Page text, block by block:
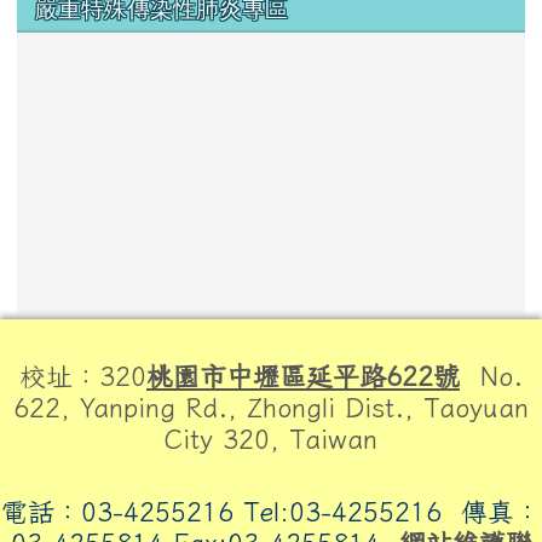
嚴重特殊傳染性肺炎專區
校址：320桃園市中壢區延平路622號 No.
622, Yanping Rd., Zhongli Dist., Taoyuan
City 320, Taiwan
電話：03-4255216 Tel:03-4255216 傳真：